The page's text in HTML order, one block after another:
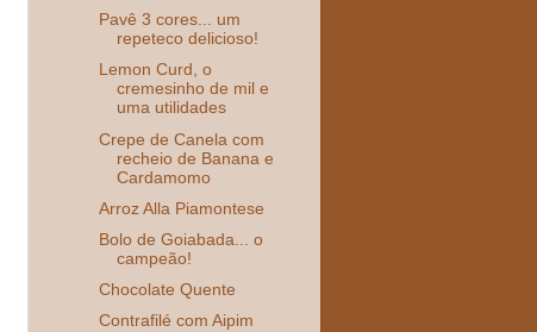
Pavê 3 cores... um
repeteco delicioso!
Lemon Curd, o
cremesinho de mil e
uma utilidades
Crepe de Canela com
recheio de Banana e
Cardamomo
Arroz Alla Piamontese
Bolo de Goiabada... o
campeão!
Chocolate Quente
Contrafilé com Aipim